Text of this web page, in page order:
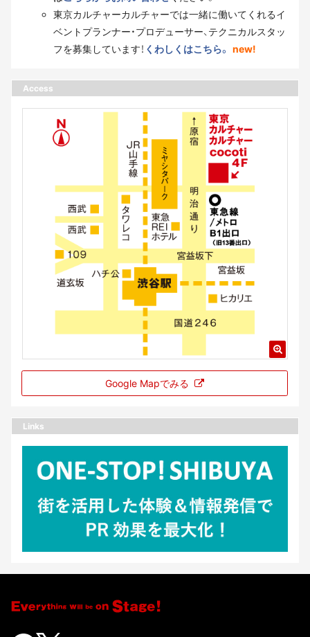
東京カルチャーカルチャーでは一緒に働いてくれるイ
ベントプランナー・プロデューサー、テクニカルスタッ
フを募集しています！ くわしくはこちら。 new!
Access
Google Mapでみる
Links